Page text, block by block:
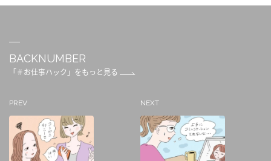
BACKNUMBER
「＃お仕事ハック」をもっと見る
PREV NEXT